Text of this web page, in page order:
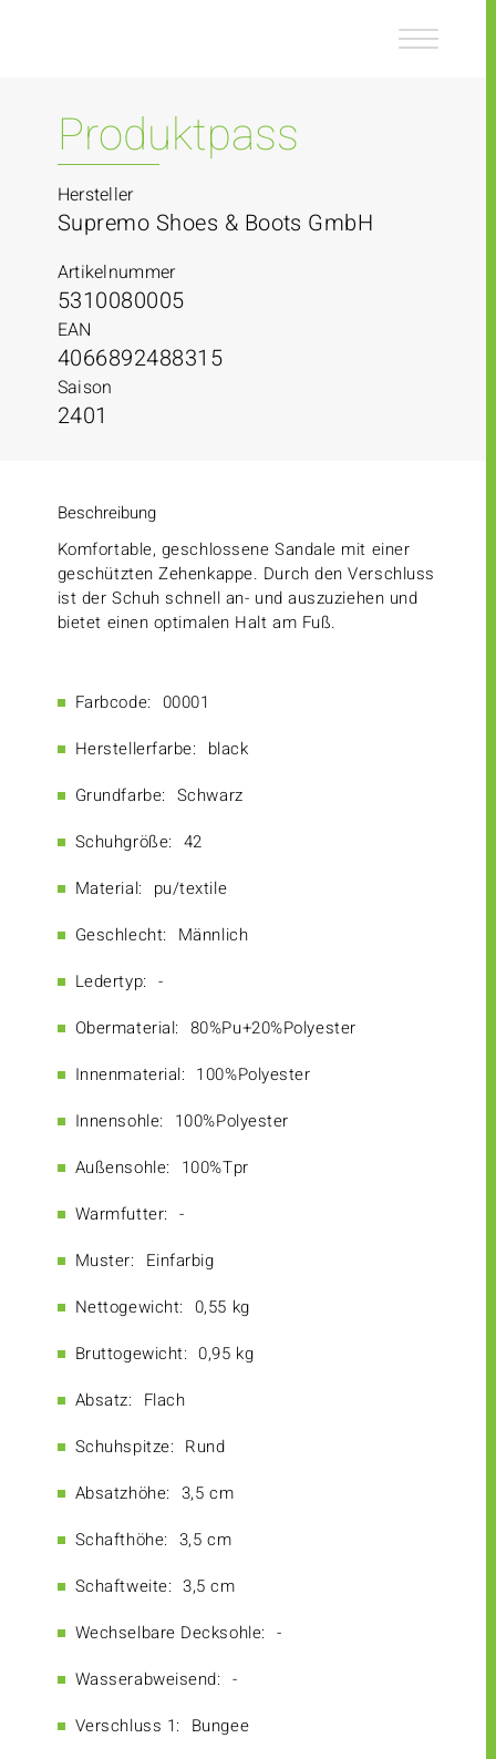
Produktpass
Hersteller
Supremo Shoes & Boots GmbH
Artikelnummer
5310080005
EAN
4066892488315
Saison
2401
Beschreibung
Komfortable, geschlossene Sandale mit einer
geschützten Zehenkappe. Durch den Verschluss
ist der Schuh schnell an- und auszuziehen und
bietet einen optimalen Halt am Fuß.
Farbcode: 00001
Herstellerfarbe: black
Grundfarbe: Schwarz
Schuhgröße: 42
Material: pu/textile
Geschlecht: Männlich
Ledertyp: -
Obermaterial: 80%Pu+20%Polyester
Innenmaterial: 100%Polyester
Innensohle: 100%Polyester
Außensohle: 100%Tpr
Warmfutter: -
Muster: Einfarbig
Nettogewicht: 0,55 kg
Bruttogewicht: 0,95 kg
Absatz: Flach
Schuhspitze: Rund
Absatzhöhe: 3,5 cm
Schafthöhe: 3,5 cm
Schaftweite: 3,5 cm
Wechselbare Decksohle: -
Wasserabweisend: -
Verschluss 1: Bungee